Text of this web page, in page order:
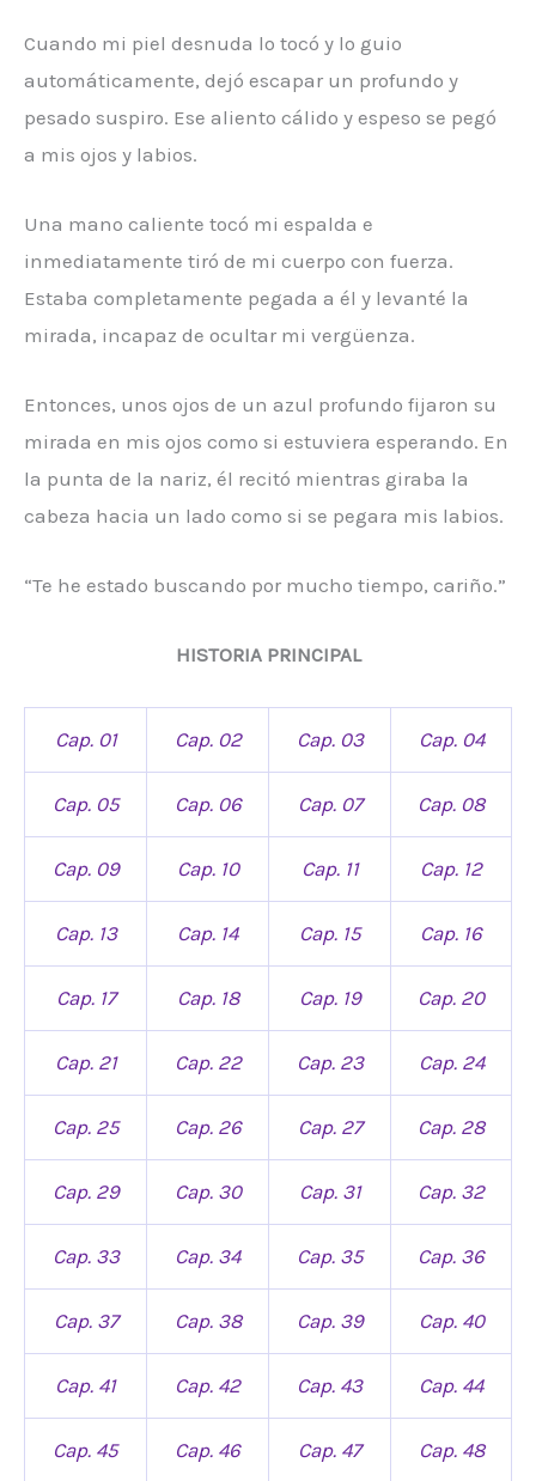
Cuando mi piel desnuda lo tocó y lo guio
automáticamente, dejó escapar un profundo y
pesado suspiro. Ese aliento cálido y espeso se pegó
a mis ojos y labios.
Una mano caliente tocó mi espalda e
inmediatamente tiró de mi cuerpo con fuerza.
Estaba completamente pegada a él y levanté la
mirada, incapaz de ocultar mi vergüenza.
Entonces, unos ojos de un azul profundo fijaron su
mirada en mis ojos como si estuviera esperando. En
la punta de la nariz, él recitó mientras giraba la
cabeza hacia un lado como si se pegara mis labios.
“Te he estado buscando por mucho tiempo, cariño.”
HISTORIA PRINCIPAL
Cap. 01 Cap. 02 Cap. 03 Cap. 04
Cap. 05 Cap. 06 Cap. 07 Cap. 08
Cap. 09 Cap. 10 Cap. 11 Cap. 12
Cap. 13 Cap. 14 Cap. 15 Cap. 16
Cap. 17 Cap. 18 Cap. 19 Cap. 20
Cap. 21 Cap. 22 Cap. 23 Cap. 24
Cap. 25 Cap. 26 Cap. 27 Cap. 28
Cap. 29 Cap. 30 Cap. 31 Cap. 32
Cap. 33 Cap. 34 Cap. 35 Cap. 36
Cap. 37 Cap. 38 Cap. 39 Cap. 40
Cap. 41 Cap. 42 Cap. 43 Cap. 44
Cap. 45 Cap. 46 Cap. 47 Cap. 48